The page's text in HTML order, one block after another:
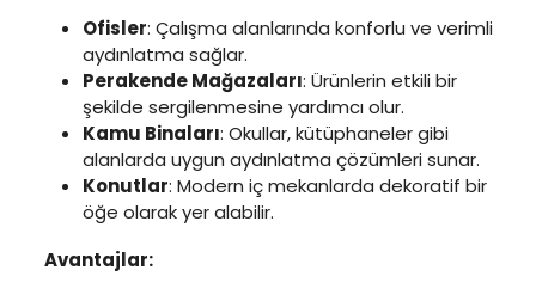
Ofisler: Çalışma alanlarında konforlu ve verimli
aydınlatma sağlar.
Perakende Mağazaları: Ürünlerin etkili bir
şekilde sergilenmesine yardımcı olur.
Kamu Binaları: Okullar, kütüphaneler gibi
alanlarda uygun aydınlatma çözümleri sunar.
Konutlar: Modern iç mekanlarda dekoratif bir
öğe olarak yer alabilir.
Avantajlar: